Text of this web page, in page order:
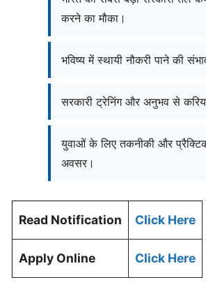
करने का मौका।
भविष्य में स्थायी नौकरी पाने की
सरकारी ट्रेनिंग और अनुभव से
युवाओं के लिए तकनीकी और
अवसर।
Read Notification Click Here
Apply Online Click Here